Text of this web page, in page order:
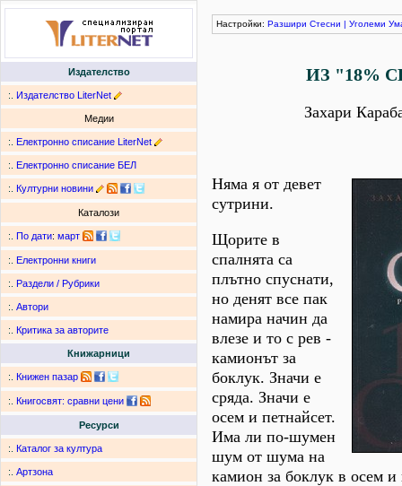
Издателство
:. Издателство LiterNet
Медии
:. Електронно списание LiterNet
:. Електронно списание БЕЛ
:. Културни новини
Каталози
:. По дати: март
:. Електронни книги
:. Раздели / Рубрики
:. Автори
:. Критика за авторите
Книжарници
:. Книжен пазар
:. Книгосвят: сравни цени
Ресурси
:. Каталог за култура
:. Артзона
Настройки: Разшири Стесни | Уголеми
ИЗ "18%
Захари
Няма я от девет
сутрини.
Щорите в
спалнята са
плътно спуснати,
но денят все пак
намира начин да
влезе и то с рев -
камионът за
боклук. Значи е
сряда. Значи е
осем и петнайсет.
Има ли по-шумен
шум от шума на
камион за боклук в осем и